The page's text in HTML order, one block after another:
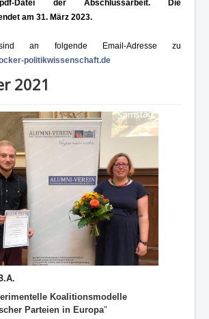
Datei der Abschlussarbeit. Die
am 31. März 2023.
sind an folgende Email-Adresse zu
politikwissenschaft.de
2021
Koalitionsmodelle
Parteien in Europa"